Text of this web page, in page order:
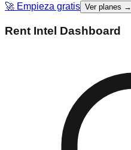
🚀 Empieza gratis Ver planes →
Rent Intel Dashboard